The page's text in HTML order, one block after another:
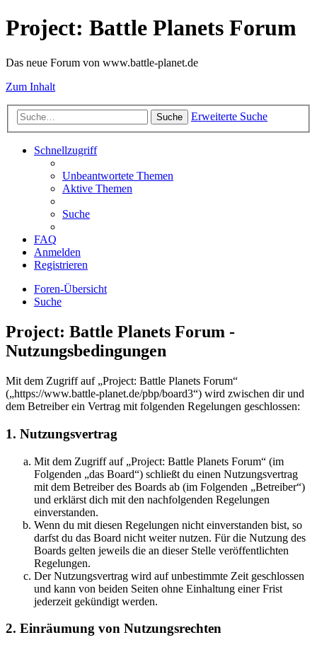
Project: Battle Planets Forum
Das neue Forum von www.battle-planet.de
Zum Inhalt
Suche Erweiterte Suche
Schnellzugriff
Unbeantwortete Themen
Aktive Themen
Suche
FAQ
Anmelden
Registrieren
Foren-Übersicht
Suche
Project: Battle Planets Forum -
Nutzungsbedingungen
Mit dem Zugriff auf „Project: Battle Planets Forum“
(„https://www.battle-planet.de/pbp/board3“) wird zwischen dir und
dem Betreiber ein Vertrag mit folgenden Regelungen geschlossen:
1. Nutzungsvertrag
Mit dem Zugriff auf „Project: Battle Planets Forum“ (im
Folgenden „das Board“) schließt du einen Nutzungsvertrag
mit dem Betreiber des Boards ab (im Folgenden „Betreiber“)
und erklärst dich mit den nachfolgenden Regelungen
einverstanden.
Wenn du mit diesen Regelungen nicht einverstanden bist, so
darfst du das Board nicht weiter nutzen. Für die Nutzung des
Boards gelten jeweils die an dieser Stelle veröffentlichten
Regelungen.
Der Nutzungsvertrag wird auf unbestimmte Zeit geschlossen
und kann von beiden Seiten ohne Einhaltung einer Frist
jederzeit gekündigt werden.
2. Einräumung von Nutzungsrechten